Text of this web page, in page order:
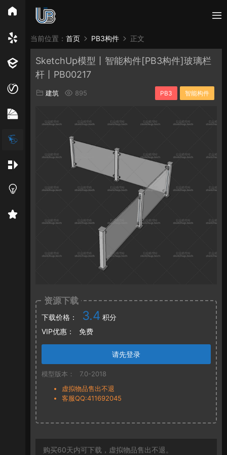
所有分类
Enscape PB3构件 构件 轮廓
免费模型
当前位置： 首页 PB3构件 正文
SketchUp模型丨智能构件[PB3构件]玻璃栏
杆丨PB00217
建筑 895 PB3 智能构件
资源下载
下载价格： 3.4 积分
VIP优惠：
免费
请先登录
模型版本：
7.0-2018
虚拟物品售出不退
客服QQ:411692045
购买60天内可下载，虚拟物品售出不退。